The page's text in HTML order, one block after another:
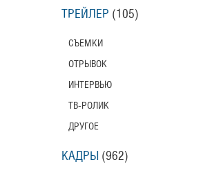
ТРЕЙЛЕР (105)
СЪЕМКИ
ОТРЫВОК
ИНТЕРВЬЮ
ТВ-РОЛИК
ДРУГОЕ
КАДРЫ (962)